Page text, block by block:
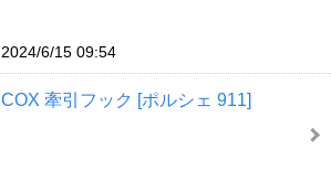
2024/6/15 09:54
COX 牽引フック [ポルシェ 911]